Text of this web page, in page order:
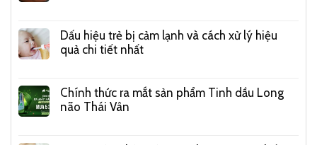
Dấu hiệu trẻ bị cảm lạnh và cách xử lý hiệu
quả chi tiết nhất
Chính thức ra mắt sản phẩm Tinh dầu Long
não Thái Vân